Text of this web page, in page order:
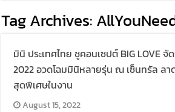
Tag Archives:
มินิ ประเทศไทย ชูคอนเซปต์ BIG LOVE จั
2022 อวดโฉมมินิหลายรุ่น ณ เซ็นทรัล ล
สุดพิเศษในงาน
August 15, 2022